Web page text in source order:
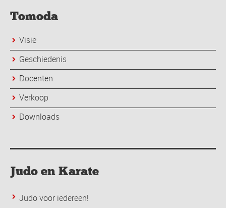
Tomoda
Visie
Geschiedenis
Docenten
Verkoop
Downloads
Judo en Karate
Judo voor iedereen!